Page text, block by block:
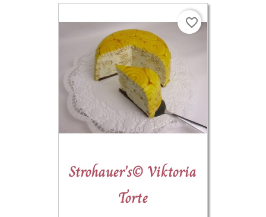
Strohauer's© Viktoria
Torte
favorite_border